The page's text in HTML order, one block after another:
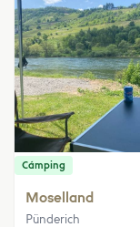
Cámping
Moselland
Pünderich